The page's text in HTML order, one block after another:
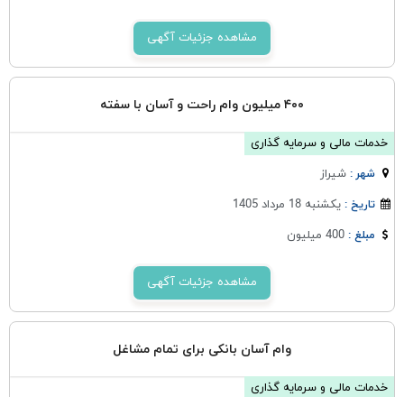
مشاهده جزئیات آگهی
۴۰۰ میلیون وام راحت و آسان با سفته
خدمات مالی و سرمایه گذاری
شهر :شيراز
تاریخ :یکشنبه 18 مرداد 1405
مبلغ :400 میلیون
مشاهده جزئیات آگهی
وام آسان بانکی برای تمام مشاغل
خدمات مالی و سرمایه گذاری